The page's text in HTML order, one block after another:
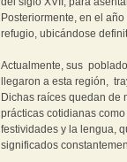
Posteriormente, en el
refugio, ubicándose
Actualmente, sus
llegaron a esta región,
Dichas raíces quedan de
prácticas cotidianas
festividades y la lengua,
significados